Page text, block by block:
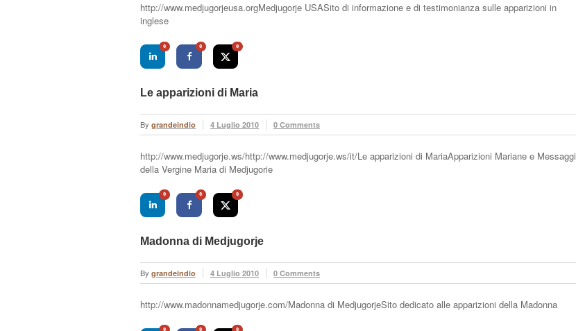
http://www.medjugorjeusa.orgMedjugorje USASito di informazione e di testimonianza sulle apparizioni in
inglese
0 0 0
Le apparizioni di Maria
By grandeindio 4 Luglio 2010 0 Comments
http://www.medjugorje.ws/http://www.medjugorje.ws/it/Le apparizioni di MariaApparizioni Mariane e Messaggi
della Vergine Maria di Medjugorie
0 0 0
Madonna di Medjugorje
By grandeindio 4 Luglio 2010 0 Comments
http://www.madonnamedjugorje.com/Madonna di MedjugorjeSito dedicato alle apparizioni della Madonna
0 0 0